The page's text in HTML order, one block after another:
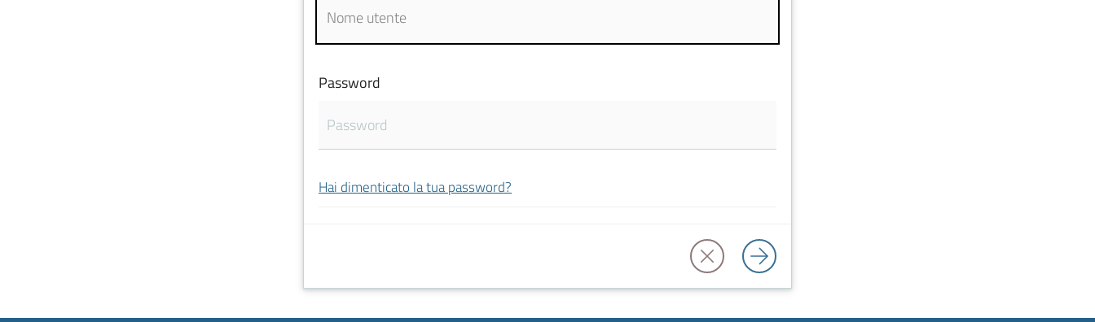
Password
Hai dimenticato la tua password?